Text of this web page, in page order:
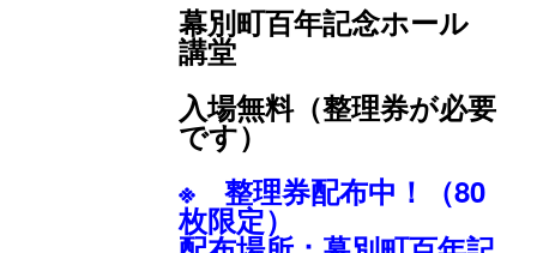
幕別町百年記念ホール
講堂
入場無料（整理券が必要
です）
※ 整理券配布中！（80
枚限定）